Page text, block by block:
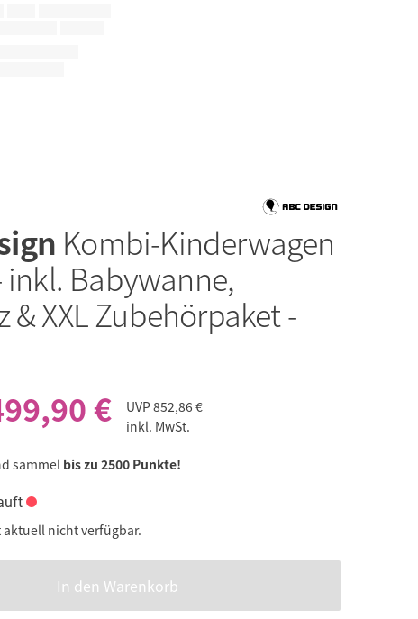
Kombi-Kinderwagen
inkl. Babywanne,
& XXL Zubehörpaket -
€ UVP852,86 €
inkl. MwSt.
sammel bis zu 2500 Punkte!
aktuell nicht verfügbar.
In den Warenkorb